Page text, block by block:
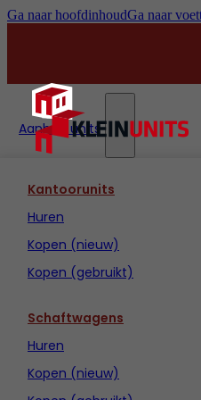
Ga naar hoofdinhoudGa naar
Aanbod units
Kantoorunits
Huren
Kopen (nieuw)
Kopen (gebruikt)
Schaftwagens
Huren
Kopen (nieuw)